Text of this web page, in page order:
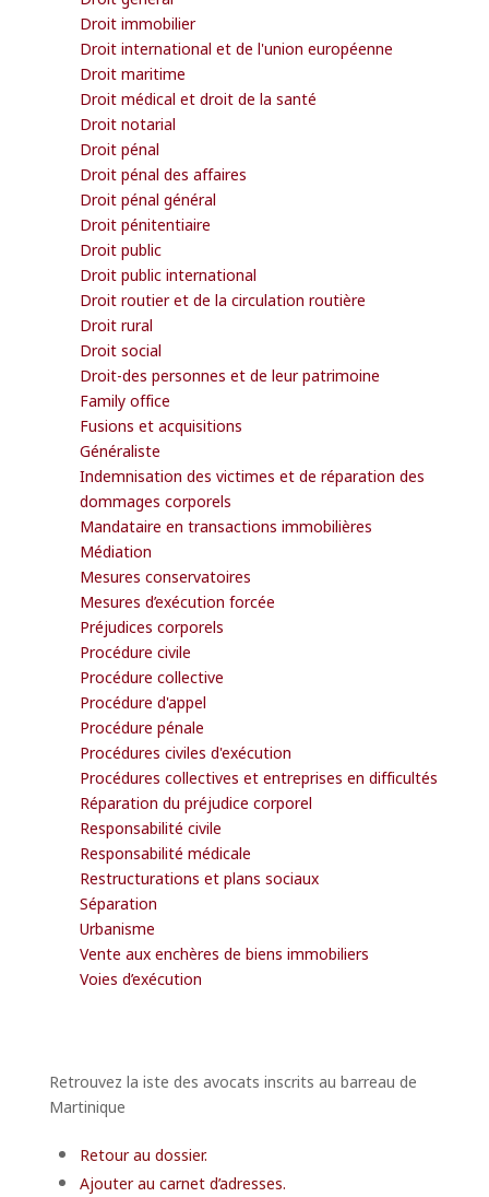
Droit immobilier
Droit international et de l'union européenne
Droit maritime
Droit médical et droit de la santé
Droit notarial
Droit pénal
Droit pénal des affaires
Droit pénal général
Droit pénitentiaire
Droit public
Droit public international
Droit routier et de la circulation routière
Droit rural
Droit social
Droit-des personnes et de leur patrimoine
Family office
Fusions et acquisitions
Généraliste
Indemnisation des victimes et de réparation des
dommages corporels
Mandataire en transactions immobilières
Médiation
Mesures conservatoires
Mesures d’exécution forcée
Préjudices corporels
Procédure civile
Procédure collective
Procédure d'appel
Procédure pénale
Procédures civiles d'exécution
Procédures collectives et entreprises en difficultés
Réparation du préjudice corporel
Responsabilité civile
Responsabilité médicale
Restructurations et plans sociaux
Séparation
Urbanisme
Vente aux enchères de biens immobiliers
Voies d’exécution
Retrouvez la iste des avocats inscrits au barreau de
Martinique
Retour au dossier.
Ajouter au carnet d’adresses.